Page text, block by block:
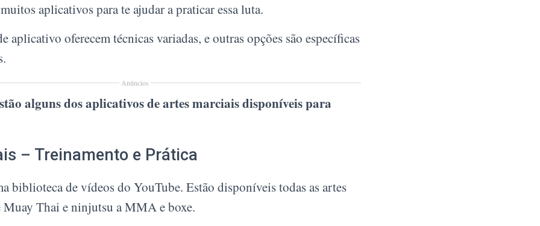
aplicativos para te ajudar a praticar essa luta.
aplicativo oferecem técnicas variadas, e outras opções são específicas
Anúncios
alguns dos aplicativos de artes marciais disponíveis para
– Treinamento e Prática
biblioteca de vídeos do YouTube. Estão disponíveis todas as artes
Muay Thai e ninjutsu a MMA e boxe.